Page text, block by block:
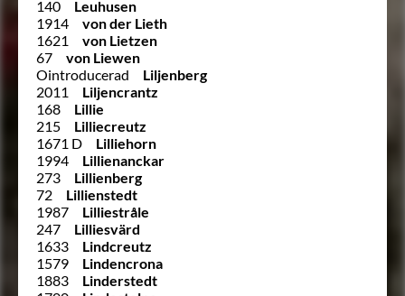
140
Leuhusen
1914
von der Lieth
1621
von Lietzen
67
von Liewen
Ointroducerad
Liljenberg
2011
Liljencrantz
168
Lillie
215
Lilliecreutz
1671 D
Lilliehorn
1994
Lillienanckar
273
Lillienberg
72
Lillienstedt
1987
Lilliestråle
247
Lilliesvärd
1633
Lindcreutz
1579
Lindencrona
1883
Linderstedt